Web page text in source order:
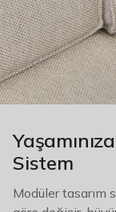
Sistem
Modüler tasarım